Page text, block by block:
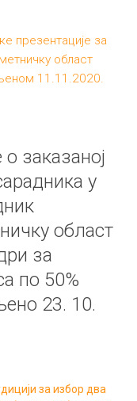
презентације за
област
11.11.2020.
заказаној
у
област
за
по 50%
23. 10.
за избор два